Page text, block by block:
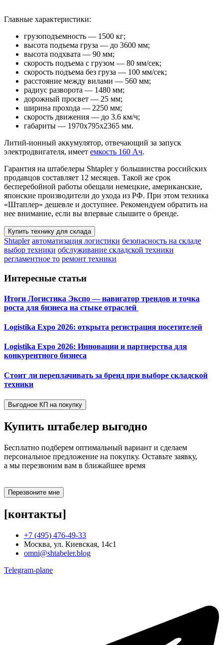
Главные характеристики:
грузоподъемность — 1500 кг;
высота подъема груза — до 3600 мм;
высота подхвата — 90 мм;
скорость подъема с грузом — 80 мм/сек;
скорость подъема без груза — 100 мм/сек;
расстояние между вилами — 560 мм;
радиус разворота — 1480 мм;
дорожный просвет — 25 мм;
ширина прохода — 2250 мм;
скорость движения — до 3.6 км/ч;
габариты — 1970х795х2365 мм.
Литий-ионный аккумулятор, отвечающий за запуск
электродвигателя, имеет емкость 160 Ач.
Гарантия на штабелеры Shtapler у большинства российских
продавцов составляет 12 месяцев. Такой же срок
бесперебойной работы обещали немецкие, американские,
японские производители до ухода из РФ. При этом техника
«Штаплер» дешевле и доступнее. Рекомендуем обратить на
нее внимание, если вы впервые слышите о бренде.
Купить технику для склада
Shtapler автоматизация логистики безопасность на складе
выбор техники обслуживание складской техники
регламентное то ремонт техники
Интересные статьи
Итоги Логистика Экспо — навигатор трендов и точка
роста для бизнеса на стыке отраслей
Logistika Expo 2026: открыта регистрация посетителей
Logistika Expo 2026: Инновации и партнерства для
конкурентного бизнеса
Стоит ли переплачивать за бренд при выборе складской
техники
Выгодное КП на покупку
Купить штабелер выгодно
Бесплатно подберем оптимальный вариант и сделаем
персональное предложение на покупку. Оставьте заявку,
а мы перезвоним вам в ближайшее время
Перезвоните мне
[контакты]
+7 (495) 476-49-33
Москва, ул. Киевская, 14с1
omni@shtabeler.blog
Telegram-plane